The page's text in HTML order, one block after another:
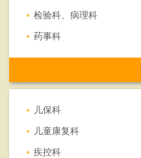
检验科、病理科
药事科
儿保科
儿童康复科
疾控科